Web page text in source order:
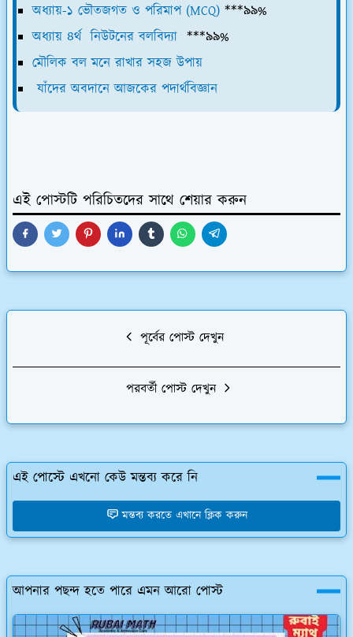
অধ্যায়-১ ভৌতজগত ও পরিমাপ (MCQ) ***৯৯%
অধ্যায় ৪র্থ নিউটনের বলবিদ্যা ***৯৯%
মৌলিক বল মনে রাখার সহজ উপায়
যাঁদের অবদানে আজকের পদার্থবিজ্ঞান
এই পোস্টটি পরিচিতদের সাথে শেয়ার করুন
পূর্বের পোস্ট দেখুন
পরবর্তী পোস্ট দেখুন
এই পোস্টে এখনো কেউ মন্তব্য করে নি
মন্তব্য করতে এখানে ক্লিক করুন
আপনার পছন্দ হতে পারে এমন আরো পোস্ট